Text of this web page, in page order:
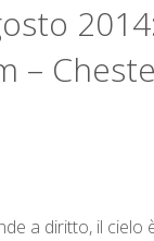
–
a diritto, il